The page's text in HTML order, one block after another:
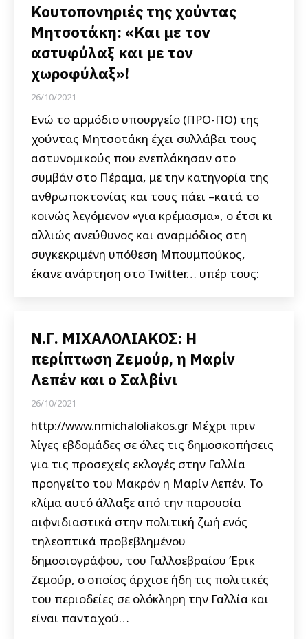
Κουτοπονηριές της χούντας
Μητσοτάκη: «Και με τον
αστυφύλαξ και με τον
χωροφύλαξ»!
26/10/2021
Ενώ το αρμόδιο υπουργείο (ΠΡΟ-ΠΟ) της
χούντας Μητσοτάκη έχει συλλάβει τους
αστυνομικούς που ενεπλάκησαν στο
συμβάν στο Πέραμα, με την κατηγορία της
ανθρωποκτονίας και τους πάει –κατά το
κοινώς λεγόμενον «για κρέμασμα», ο έτσι κι
αλλιώς ανεύθυνος και αναρμόδιος στη
συγκεκριμένη υπόθεση Μπουμπούκος,
έκανε ανάρτηση στο Twitter… υπέρ τους:
Ν.Γ. ΜΙΧΑΛΟΛΙΑΚΟΣ: Η
περίπτωση Ζεμούρ, η Μαρίν
Λεπέν και ο Σαλβίνι
26/10/2021
http://www.nmichaloliakos.gr Μέχρι πριν
λίγες εβδομάδες σε όλες τις δημοσκοπήσεις
για τις προσεχείς εκλογές στην Γαλλία
προηγείτο του Μακρόν η Μαρίν Λεπέν. Το
κλίμα αυτό άλλαξε από την παρουσία
αιφνιδιαστικά στην πολιτική ζωή ενός
τηλεοπτικά προβεβλημένου
δημοσιογράφου, του Γαλλοεβραίου Έρικ
Ζεμούρ, ο οποίος άρχισε ήδη τις πολιτικές
του περιοδείες σε ολόκληρη την Γαλλία και
είναι πανταχού…